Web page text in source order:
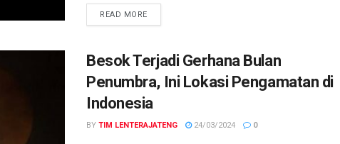
READ MOREDETAILS
Besok Terjadi Gerhana Bulan
Penumbra, Ini Lokasi Pengamatan di
Indonesia
BY TIM LENTERAJATENG 24/03/2024 0